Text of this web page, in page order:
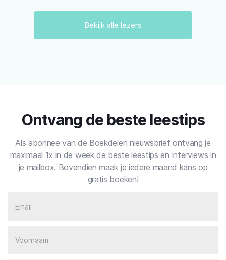
Bekijk alle lezers
Ontvang de beste leestips
Als abonnee van de Boekdelen nieuwsbrief ontvang je
maximaal 1x in de week de beste leestips en interviews in
je mailbox. Bovendien maak je iedere maand kans op
gratis boeken!